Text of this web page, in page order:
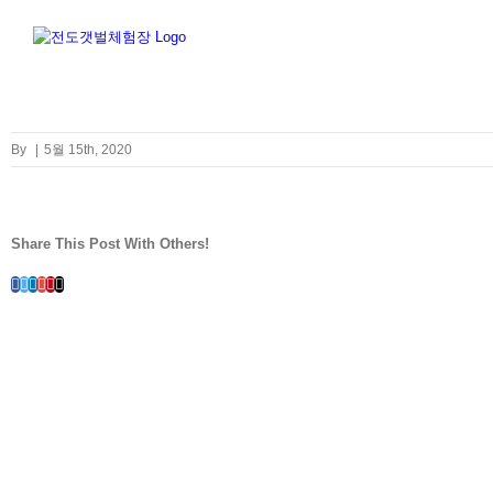
By 5월 15th, 2020
Share This Post With Others!
Facebook
Twitter
LinkedIn
Whatsapp
Google+
Pinterest
Email